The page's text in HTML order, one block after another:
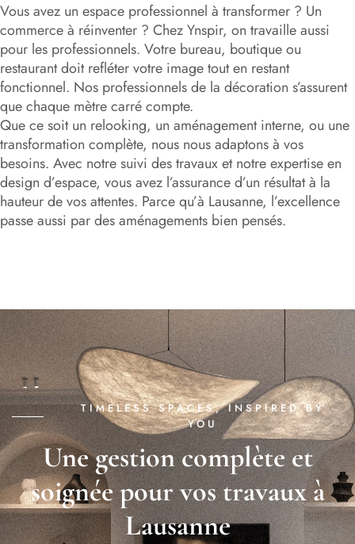
Vous avez un espace professionnel à transformer ? Un
commerce à réinventer ? Chez Ynspir, on travaille aussi
pour les professionnels. Votre bureau, boutique ou
restaurant doit refléter votre image tout en restant
fonctionnel. Nos professionnels de la décoration s’assurent
que chaque mètre carré compte.
Que ce soit un relooking, un aménagement interne, ou une
transformation complète, nous nous adaptons à vos
besoins. Avec notre suivi des travaux et notre expertise en
design d’espace, vous avez l’assurance d’un résultat à la
hauteur de vos attentes. Parce qu’à Lausanne, l’excellence
passe aussi par des aménagements bien pensés.
TIMELESS SPACES, INSPIRED BY
YOU
Une gestion complète et
soignée pour vos travaux à
Lausanne